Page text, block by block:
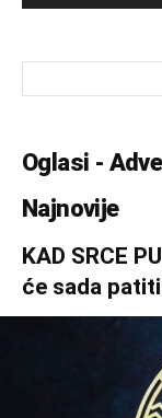
Oglasi -
Najnovije
KAD SRCE
će sada